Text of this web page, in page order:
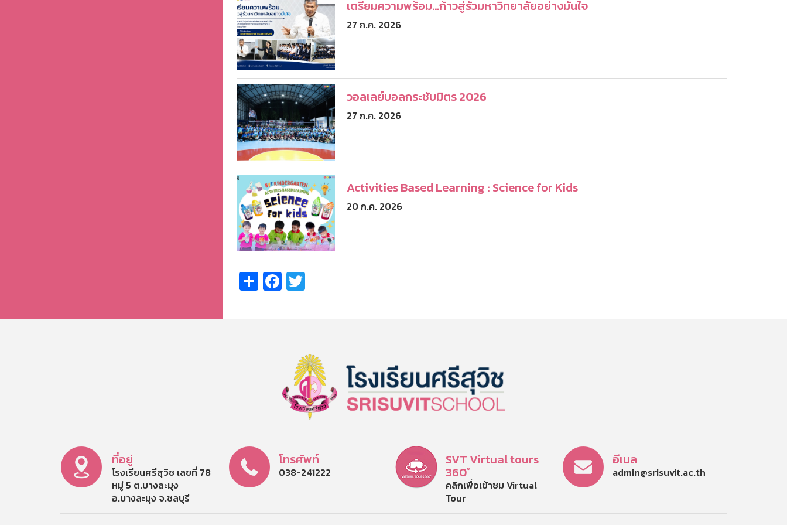
เตรียมความพร้อม...ก้าวสู่รั้วมหาวิทยาลัยอย่างมั่นใจ
27 ก.ค. 2026
วอลเลย์บอลกระชับมิตร 2026
27 ก.ค. 2026
Activities Based Learning : Science for Kids
20 ก.ค. 2026
ShareFacebook
Twitter
ที่อยู่
โรงเรียนศรีสุวิช เลขที่ 78
หมู่ 5 ต.บางละมุง
อ.บางละมุง จ.ชลบุรี
โทรศัพท์
038-241222
SVT Virtual tours
360°
คลิกเพื่อเข้าชม Virtual
Tour
อีเมล
admin@srisuvit.ac.th